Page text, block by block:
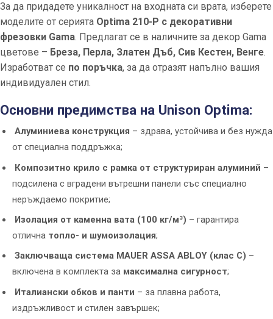
За да придадете уникалност на входната си врата, изберете
моделите от серията Optima 210-P с декоративни
фрезовки Gama. Предлагат се в наличните за декор Gama
цветове – Бреза, Перла, Златен Дъб, Сив Кестен, Венге.
Изработват се по поръчка, за да отразят напълно вашия
индивидуален стил.
Основни предимства на Unison Optima:
Алуминиева конструкция – здрава, устойчива и без нужда
от специална поддръжка;
Композитно крило с рамка от структуриран алуминий –
подсилена с вградени вътрешни панели със специално
неръждаемо покритие;
Изолация от каменна вата (100 кг/м³) – гарантира
отлична топло- и шумоизолация;
Заключваща система MAUER ASSA ABLOY (клас C) –
включена в комплекта за максимална сигурност;
Италиански обков и панти – за плавна работа,
издръжливост и стилен завършек;